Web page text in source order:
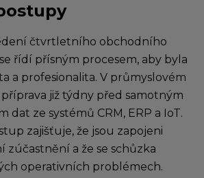
čtvrtletního obchodního
řídí přísným procesem, aby byla
a profesionalita. V průmyslovém
již týdny před samotným
dat ze systémů CRM, ERP a IoT.
zajišťuje, že jsou zapojeni
zúčastnění a že se schůzka
operativních problémech.